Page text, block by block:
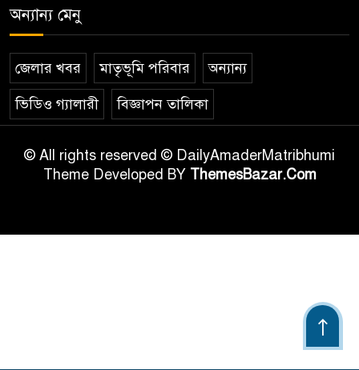
অন্যান্য মেনু
জেলার খবর মাতৃভূমি পরিবার অন্যান্য
ভিডিও গ্যালারী বিজ্ঞাপন তালিকা
© All rights reserved © DailyAmaderMatribhumi
Theme Developed BY ThemesBazar.Com